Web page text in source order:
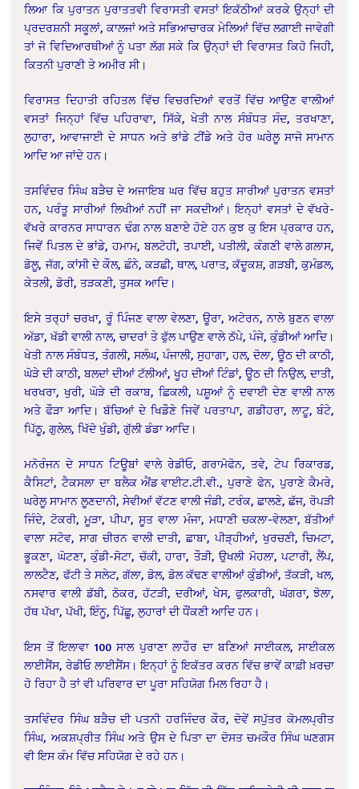
ਲਿਆ ਕਿ ਪੁਰਾਤਨ ਪੁਰਾਤਤਵੀ ਵਿਰਾਸਤੀ ਵਸਤਾਂ ਇਕੱਠੀਆਂ ਕਰਕੇ ਉਨ੍ਹਾਂ ਦੀ
ਪ੍ਰਦਰਸ਼ਨੀ ਸਕੂਲਾਂ, ਕਾਲਜਾਂ ਅਤੇ ਸਭਿਆਚਾਰਕ ਮੇਲਿਆਂ ਵਿੱਚ ਲਗਾਈ ਜਾਵੇਗੀ
ਤਾਂ ਜੋ ਵਿਦਿਆਰਥੀਆਂ ਨੂੰ ਪਤਾ ਲੱਗ ਸਕੇ ਕਿ ਉਨ੍ਹਾਂ ਦੀ ਵਿਰਾਸਤ ਕਿਹੋ ਜਿਹੀ,
ਕਿਤਨੀ ਪੁਰਾਣੀ ਤੇ ਅਮੀਰ ਸੀ।
ਵਿਰਾਸਤ ਦਿਹਾਤੀ ਰਹਿਤਲ ਵਿੱਚ ਵਿਚਰਦਿਆਂ ਵਰਤੋਂ ਵਿੱਚ ਆਉਣ ਵਾਲੀਆਂ
ਵਸਤਾਂ ਜਿਨ੍ਹਾਂ ਵਿੱਚ ਪਹਿਰਾਵਾ, ਸਿੱਕੇ, ਖੇਤੀ ਨਾਲ ਸੰਬੰਧਤ ਸੰਦ, ਤਰਖਾਣਾ,
ਲੁਹਾਰਾ, ਆਵਾਜਾਈ ਦੇ ਸਾਧਨ ਅਤੇ ਭਾਂਡੇ ਟੀਂਡੇ ਅਤੇ ਹੋਰ ਘਰੇਲੂ ਸਾਜੋ ਸਾਮਾਨ
ਆਦਿ ਆ ਜਾਂਦੇ ਹਨ।
ਤਸਵਿੰਦਰ ਸਿੰਘ ਬੜੈਚ ਦੇ ਅਜਾਇਬ ਘਰ ਵਿੱਚ ਬਹੁਤ ਸਾਰੀਆਂ ਪੁਰਾਤਨ ਵਸਤਾਂ
ਹਨ, ਪਰੰਤੂ ਸਾਰੀਆਂ ਲਿਖੀਆਂ ਨਹੀਂ ਜਾ ਸਕਦੀਆਂ। ਇਨ੍ਹਾਂ ਵਸਤਾਂ ਦੇ ਵੱਖਰੇ-
ਵੱਖਰੇ ਕਾਰਨਰ ਸਾਧਾਰਨ ਢੰਗ ਨਾਲ ਬਣਾਏ ਹੋਏ ਹਨ ਕੁਝ ਕੁ ਇਸ ਪ੍ਰਕਾਰ ਹਨ,
ਜਿਵੇਂ ਪਿਤਲ ਦੇ ਭਾਂਡੇ, ਹਮਾਮ, ਬਲਟੋਹੀ, ਤਪਾਈ, ਪਤੀਲੀ, ਕੰਗਣੀ ਵਾਲੇ ਗਲਾਸ,
ਡੋਲੂ, ਜੱਗ, ਕਾਂਸੀ ਦੇ ਕੌਲ, ਛੰਨੇ, ਕੜਛੀ, ਥਾਲ, ਪਰਾਤ, ਕੱਦੂਕਸ਼, ਗੜਬੀ, ਕੁਮੰਡਲ,
ਕੇਤਲੀ, ਡੋਰੀ, ਤੜਕਣੀ, ਤੁਸਕ ਆਦਿ।
ਇਸੇ ਤਰ੍ਹਾਂ ਚਰਖਾ, ਰੂੰ ਪਿੰਜਣ ਵਾਲਾ ਵੇਲਣਾ, ਊਰਾ, ਅਟੇਰਨ, ਨਾਲੇ ਬੁਣਨ ਵਾਲਾ
ਅੱਡਾ, ਖੱਡੀ ਵਾਲੀ ਨਾਲ, ਚਾਦਰਾਂ ਤੇ ਫੁੱਲ ਪਾਉਣ ਵਾਲੇ ਠੱਪੇ, ਪੰਜੇ, ਕੁੰਡੀਆਂ ਆਦਿ।
ਖੇਤੀ ਨਾਲ ਸੰਬੰਧਤ, ਤੰਗਲੀ, ਸਲੰਘ, ਪੰਜਾਲੀ, ਸੁਹਾਗਾ, ਹਲ, ਦੋਲਾ, ਊਠ ਦੀ ਕਾਠੀ,
ਘੋੜੇ ਦੀ ਕਾਠੀ, ਬਲਦਾਂ ਦੀਆਂ ਟੱਲੀਆਂ, ਖੂਹ ਦੀਆਂ ਟਿੰਡਾਂ, ਊਠ ਦੀ ਨਿਉਲ, ਦਾਤੀ,
ਖਰਖਰਾ, ਖੁਰੀ, ਘੋੜੇ ਦੀ ਰਕਾਬ, ਛਿਕਲੀ, ਪਸ਼ੂਆਂ ਨੂੰ ਦਵਾਈ ਦੇਣ ਵਾਲੀ ਨਾਲ
ਅਤੇ ਫੌੜਾ ਆਦਿ। ਬੱਚਿਆਂ ਦੇ ਖਿਡੌਣੇ ਜਿਵੇਂ ਪਰਤਾਪਾ, ਗਡੀਹਰਾ, ਲਾਟੂ, ਬੰਟੇ,
ਪਿੱਠੂ, ਗੁਲੇਲ, ਖਿੱਦੋ ਖੁੰਡੀ, ਗੁੱਲੀ ਡੰਡਾ ਆਦਿ।
ਮਨੋਰੰਜਨ ਦੇ ਸਾਧਨ ਟਿਊਬਾਂ ਵਾਲੇ ਰੇਡੀਓ, ਗਰਾਮੋਫੋਨ, ਤਵੇ, ਟੇਪ ਰਿਕਾਰਡ,
ਕੈਸਿਟਾਂ, ਟੈਕਸਲਾ ਦਾ ਬਲੈਕ ਐਂਡ ਵਾਈਟ.ਟੀ.ਵੀ., ਪੁਰਾਣੇ ਫੋਨ, ਪੁਰਾਣੇ ਕੈਮਰੇ,
ਘਰੇਲੂ ਸਾਮਾਨ ਲੂਣਦਾਨੀ, ਸੇਵੀਆਂ ਵੱਟਣ ਵਾਲੀ ਜੰਡੀ, ਟਰੰਕ, ਛਾਲਣੇ, ਛੱਜ, ਰੋਪੜੀ
ਜਿੰਦੇ, ਟੋਕਰੀ, ਮੂੜਾ, ਪੀਪਾ, ਸੂਤ ਵਾਲਾ ਮੰਜਾ, ਮਧਾਣੀ ਚਕਲਾ-ਵੇਲਣਾ, ਬੱਤੀਆਂ
ਵਾਲਾ ਸਟੋਵ, ਸਾਗ ਚੀਰਨ ਵਾਲੀ ਦਾਤੀ, ਛਾਬਾ, ਪੀੜ੍ਹੀਆਂ, ਖੁਰਚਣੀ, ਚਿਮਟਾ,
ਭੂਕਣਾ, ਘੋਟਣਾ, ਕੁੰਡੀ-ਸੋਟਾ, ਚੱਕੀ, ਹਾਰਾ, ਤੌੜੀ, ਉਖਲੀ ਮੋਹਲਾ, ਪਟਾਰੀ, ਲੈਂਪ,
ਲਾਲਟੈਣ, ਫੱਟੀ ਤੇ ਸਲੇਟ, ਗੱਲਾ, ਡੋਲ, ਡੋਲ ਕੱਢਣ ਵਾਲੀਆਂ ਕੁੰਡੀਆਂ, ਤੱਕੜੀ, ਖਲ,
ਨਸਵਾਰ ਵਾਲੀ ਡੱਬੀ, ਠੋਕਰ, ਹੱਟੜੀ, ਦਰੀਆਂ, ਖੇਸ, ਫੁਲਕਾਰੀ, ਘੱਗਰਾ, ਝੋਲਾ,
ਹੱਥ ਪੱਖਾ, ਪੱਖੀ, ਇੰਨੂ, ਪਿੱਛੂ, ਲੁਹਾਰਾਂ ਦੀ ਧੌਂਕਣੀ ਆਦਿ ਹਨ।
ਇਸ ਤੋਂ ਇਲਾਵਾ 100 ਸਾਲ ਪੁਰਾਣਾ ਲਾਹੌਰ ਦਾ ਬਣਿਆਂ ਸਾਈਕਲ, ਸਾਈਕਲ
ਲਾਈਸੈਂਸ, ਰੇਡੀਓ ਲਾਈਸੈਂਸ। ਇਨ੍ਹਾਂ ਨੂੰ ਇਕੱਤਰ ਕਰਨ ਵਿੱਚ ਭਾਵੇਂ ਕਾਫ਼ੀ ਖ਼ਰਚਾ
ਹੋ ਰਿਹਾ ਹੈ ਤਾਂ ਵੀ ਪਰਿਵਾਰ ਦਾ ਪੂਰਾ ਸਹਿਯੋਗ ਮਿਲ ਰਿਹਾ ਹੈ।
ਤਸਵਿੰਦਰ ਸਿੰਘ ਬੜੈਚ ਦੀ ਪਤਨੀ ਹਰਜਿੰਦਰ ਕੌਰ, ਦੋਵੇਂ ਸਪੁੱਤਰ ਕੋਮਲਪ੍ਰੀਤ
ਸਿੰਘ, ਅਕਸ਼ਪ੍ਰੀਤ ਸਿੰਘ ਅਤੇ ਉਸ ਦੇ ਪਿਤਾ ਦਾ ਦੋਸਤ ਚਮਕੌਰ ਸਿੰਘ ਘਣਗਸ
ਵੀ ਇਸ ਕੰਮ ਵਿੱਚ ਸਹਿਯੋਗ ਦੇ ਰਹੇ ਹਨ।